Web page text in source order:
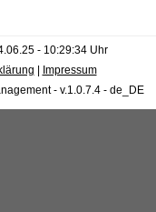
- 10:29:34 Uhr
Impressum
- v.1.0.7.4 - de_DE